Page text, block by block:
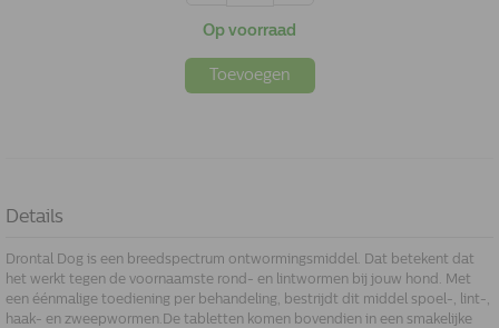
Op voorraad
Toevoegen
Details
Drontal Dog is een breedspectrum ontwormingsmiddel. Dat betekent dat
het werkt tegen de voornaamste rond- en lintwormen bij jouw hond. Met
een éénmalige toediening per behandeling, bestrijdt dit middel spoel-, lint-,
haak- en zweepwormen.De tabletten komen bovendien in een smakelijke